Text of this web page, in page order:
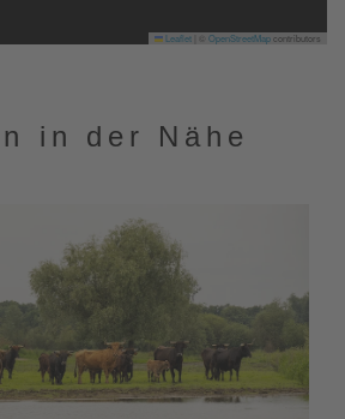
Leaflet OpenStreetMapcontributors
in der Nähe